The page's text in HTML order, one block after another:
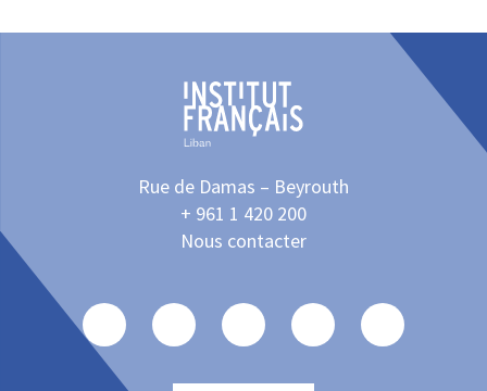
Rue de Damas – Beyrouth
+ 961 1 420 200
Nous contacter